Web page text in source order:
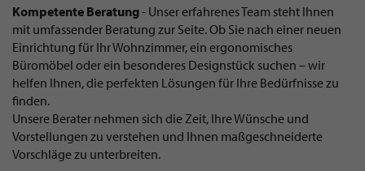
Kompetente Beratung- Unser erfahrenes Team steht Ihnen
mit umfassender Beratung zur Seite. Ob Sie nach einer neuen
Einrichtung für Ihr Wohnzimmer, ein ergonomisches
Büromöbel oder ein besonderes Designstück suchen – wir
helfen Ihnen, die perfekten Lösungen für Ihre Bedürfnisse zu
finden.
Unsere Berater nehmen sich die Zeit, Ihre Wünsche und
Vorstellungen zu verstehen und Ihnen maßgeschneiderte
Vorschläge zu unterbreiten.